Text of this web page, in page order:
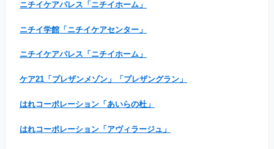
ニチイケアパレス「ニチイホーム」
ニチイ学館「ニチイケアセンター」
ニチイケアパレス「ニチイホーム」
ケア21「プレザンメゾン」「プレザングラン」
はれコーポレーション「あいらの杜」
はれコーポレーション「アヴィラージュ」